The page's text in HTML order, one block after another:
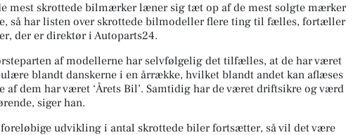
mest skrottede bilmærker læner sig tæt op af de mest solgte mærker
så har listen over skrottede bilmodeller flere ting til fælles, fortæller
der er direktør i Autoparts24.
af modellerne har selvfølgelig det tilfælles, at de har været
blandt danskerne i en årrække, hvilket blandt andet kan aflæses
af dem har været ‘Årets Bil’. Samtidig har de været driftsikre og værd
siger han.
udvikling i antal skrottede biler fortsætter, så vil det være